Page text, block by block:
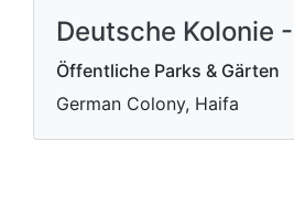
Deutsche Kolonie
Öffentliche Parks & Gärten
German Colony, Haifa